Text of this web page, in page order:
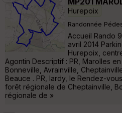
Hurepoix
Randonnée
Accueil Rando
avril 2014
Hurepoix,
Agontin Descriptif : PR, Marolles
Bonneville, Avrainville,
Beauce . PR, lardy, le Rendez-
forêt régionale de Cheptainville,
régionale de »